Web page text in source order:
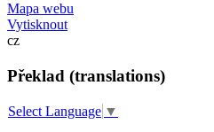
Mapa webu
Vytisknout
cz
Překlad (translations)
Select Language ▼